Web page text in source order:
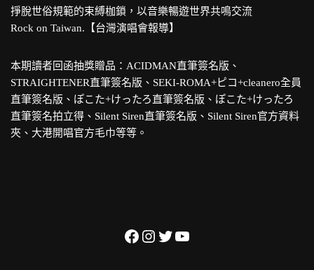
掙脫世俗規範的束縛枷鎖，以音樂暢遊世界共鳴交流
Rock on Taiwan.【台灣演唱會報導】
本期讀者回函抽獎贈品：ACIDMAN直筆簽名版、
STRAIGHTENER直筆簽名版、SEKI-ROMA+ピコ+cleanero全員
直筆簽名版、ぽこた+けったろ直筆簽名版、ぽこた+けったろ
直筆簽名拍立得、Silent Siren直筆簽名版、Silent Siren官方資料
夾、大港開唱官方毛巾等等。